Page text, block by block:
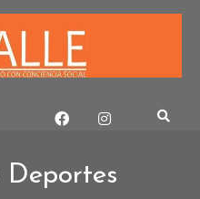
Deportes